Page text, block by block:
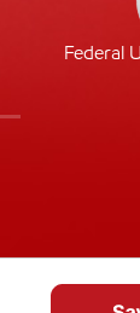
Federal